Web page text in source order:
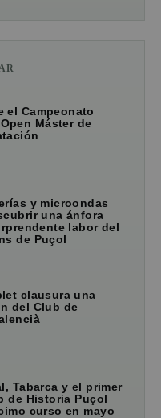
el Campeonato
Máster de
y microondas
una ánfora
labor del
de Puçol
clausura una
del Club de
Tabarca y el primer
de Historia Puçol
curso en mayo